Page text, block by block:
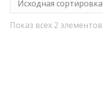
Показ всех 2 элементов